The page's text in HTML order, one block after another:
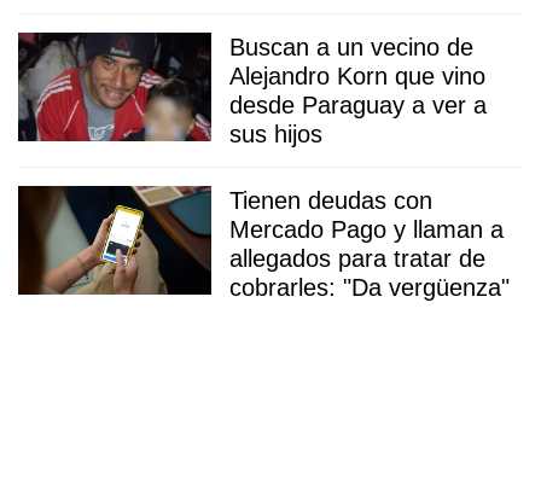
Buscan a un vecino de
Alejandro Korn que vino
desde Paraguay a ver a
sus hijos
Tienen deudas con
Mercado Pago y llaman a
allegados para tratar de
cobrarles: "Da vergüenza"